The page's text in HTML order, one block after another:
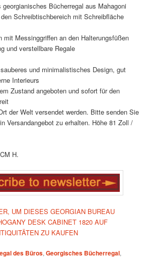
georgianisches Bücherregal aus Mahagoni
Schreibtischbereich mit Schreibfläche
mit Messinggriffen an den Halterungsfüßen
und verstellbare Regale
und minimalistisches Design, gut
Interieurs
Zustand angeboten und sofort für den
der Welt versendet werden. Bitte senden Sie
Versandangebot zu erhalten. Höhe 81 Zoll /
H.
UM DIESES GEORGIAN BUREAU
DESK CABINET 1820 AUF
ZU KAUFEN
des Büros,Georgisches Bücherregal,